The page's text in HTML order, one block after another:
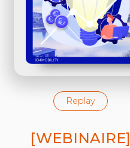
Replay
[WEBINAIRE]